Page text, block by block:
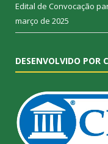
Edital de Convocação
março de 2025
DESENVOLVIDO POR